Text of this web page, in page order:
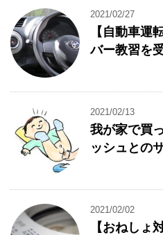
2021/02/27
【自動車運
バー教習を
2021/02/13
我が家で買
ッシュとの
2021/02/02
【おねしょ